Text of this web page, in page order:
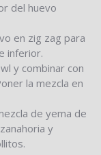
del huevo
en zig zag para
inferior.
y combinar con
la mezcla en
de yema de
y